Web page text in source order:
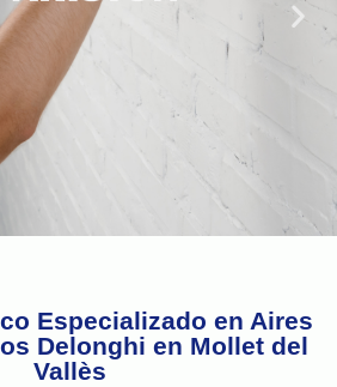
Especializado en Aires
Delonghi en Mollet del
Vallès